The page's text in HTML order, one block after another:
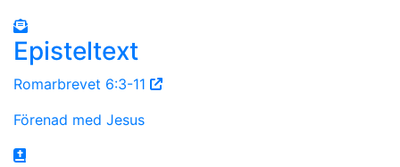
Episteltext
Romarbrevet 6:3-11
Förenad med Jesus